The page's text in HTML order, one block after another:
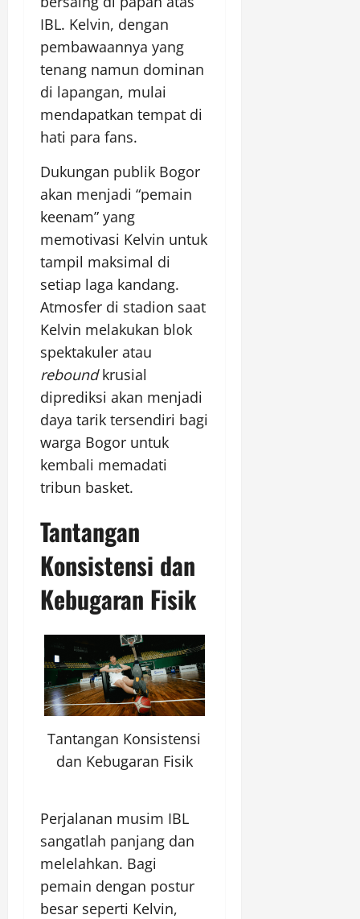
IBL. Kelvin, dengan
pembawaannya yang
tenang namun dominan
di lapangan, mulai
mendapatkan tempat di
hati para fans.
Dukungan publik Bogor
akan menjadi “pemain
keenam” yang
memotivasi Kelvin untuk
tampil maksimal di
setiap laga kandang.
Atmosfer di stadion saat
Kelvin melakukan blok
spektakuler atau
reboundkrusial
diprediksi akan menjadi
daya tarik tersendiri bagi
warga Bogor untuk
kembali memadati
tribun basket.
Tantangan
Konsistensi dan
Kebugaran Fisik
Tantangan Konsistensi
dan Kebugaran Fisik
Perjalanan musim IBL
sangatlah panjang dan
melelahkan. Bagi
pemain dengan postur
besar seperti Kelvin,